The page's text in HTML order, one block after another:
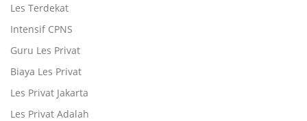
Les Terdekat
Intensif CPNS
Guru Les Privat
Biaya Les Privat
Les Privat Jakarta
Les Privat Adalah